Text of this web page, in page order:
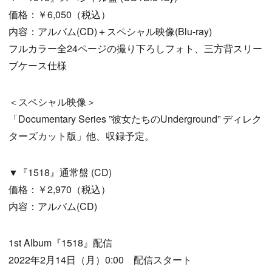
価格：￥6,050（税込）
内容：アルバム(CD)＋スペシャル映像(Blu-ray)
フルカラー全24ページの撮り下ろしフォト、三方背スリー
ブケース仕様
＜スペシャル映像＞
「Documentary Series ”彼女たちのUnderground” ディレク
ターズカット版」他、収録予定。
▼『1518』通常盤 (CD)
価格：￥2,970（税込）
内容：アルバム(CD)
1st Album『1518』配信
2022年2月14日（月）0:00 配信スタート